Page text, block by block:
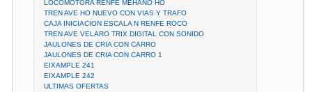
LOCOMOTORA RENFE MEHANO HO
TREN AVE HO NUEVO CON VIAS Y TRAFO
CAJA INICIACION ESCALA N RENFE ROCO
TREN AVE VELARO TRIX DIGITAL CON SONIDO
JAULONES DE CRIA CON CARRO
JAULONES DE CRIA CON CARRO 1
EIXAMPLE 241
EIXAMPLE 242
ULTIMAS OFERTAS